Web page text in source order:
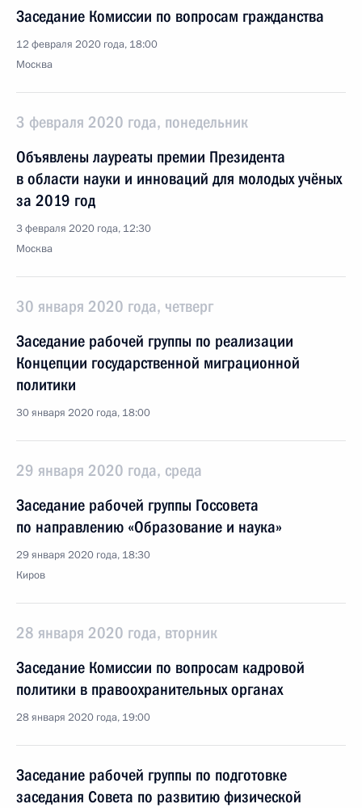
Заседание Комиссии по вопросам гражданства
12 февраля 2020 года, 18:00
Москва
3 февраля 2020 года, понедельник
Объявлены лауреаты премии Президента
в области науки и инноваций для молодых учёных
за 2019 год
3 февраля 2020 года, 12:30
Москва
30 января 2020 года, четверг
Заседание рабочей группы по реализации
Концепции государственной миграционной
политики
30 января 2020 года, 18:00
29 января 2020 года, среда
Заседание рабочей группы Госсовета
по направлению «Образование и наука»
29 января 2020 года, 18:30
Киров
28 января 2020 года, вторник
Заседание Комиссии по вопросам кадровой
политики в правоохранительных органах
28 января 2020 года, 19:00
Заседание рабочей группы по подготовке
заседания Совета по развитию физической